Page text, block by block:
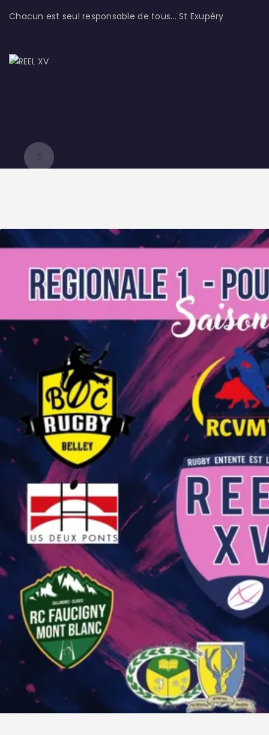
Chacun est seul responsable de tous...St Exupéry
LE CLUB
CATEGORIES